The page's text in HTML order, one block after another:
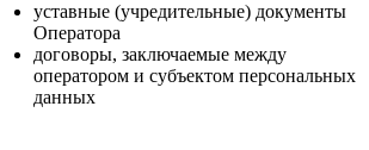
уставные (учредительные) документы
Оператора
договоры, заключаемые между
оператором и субъектом персональных
данных